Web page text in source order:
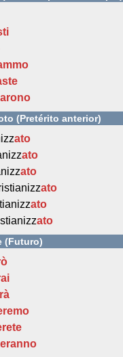
arono
(Pretérito anterior)
ato
ato
ato
ato
ato
ato
(Futuro)
eranno